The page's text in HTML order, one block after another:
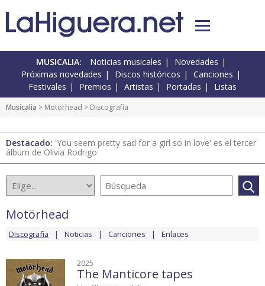
MUSICALIA: Noticias musicales
Novedades
Próximas novedades
Discos históricos
Canciones
Festivales
Premios Artistas Portadas Listas
Musicalia > Motörhead > Discografía
Destacado: 'You seem pretty sad for a girl so in love' es el tercer
álbum de Olivia Rodrigo
Motörhead
Discografía Noticias Canciones Enlaces
2025
The Manticore tapes